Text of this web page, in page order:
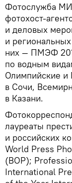
Фотослужба
фотохост-
и деловых
и
них — ПМЭФ
по водным
Олимпийские и
в Сочи,
в Казани.
лауреаты
и российских
World Press
(BOP);
International